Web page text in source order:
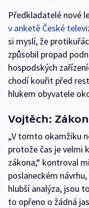
Předkladatelé nové
v anketě České
si myslí, že
způsobil propad
hospodských
chodí kouřit před
hlukem obyvatele
Vojtěch:
„V tomto okamžiku
protože čas je velmi
zákona,“ kontroval
poslaneckém
hlubší analýza, jsou
to opřeno o žádná